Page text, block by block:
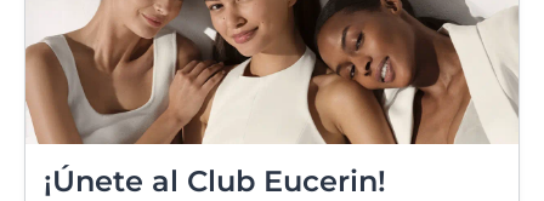
¡Únete al Club Eucerin!